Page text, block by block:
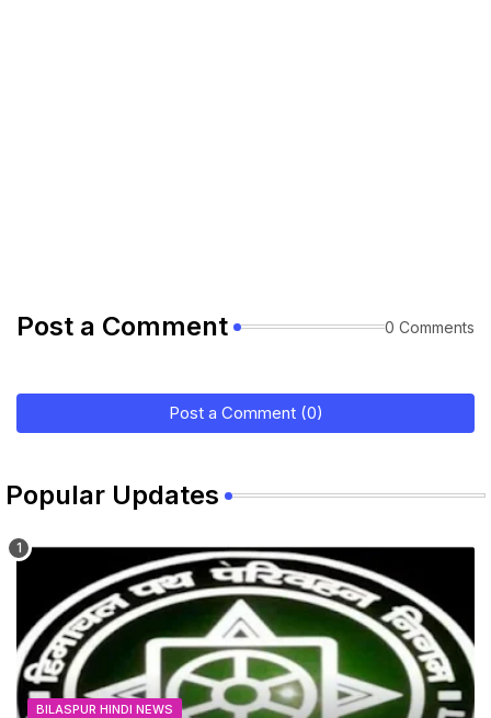
Post a Comment 0 Comments
Post a Comment (0)
Popular Updates
BILASPUR HINDI NEWS